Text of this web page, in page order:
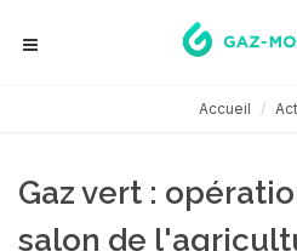
Accueil
Gaz vert :
salon de